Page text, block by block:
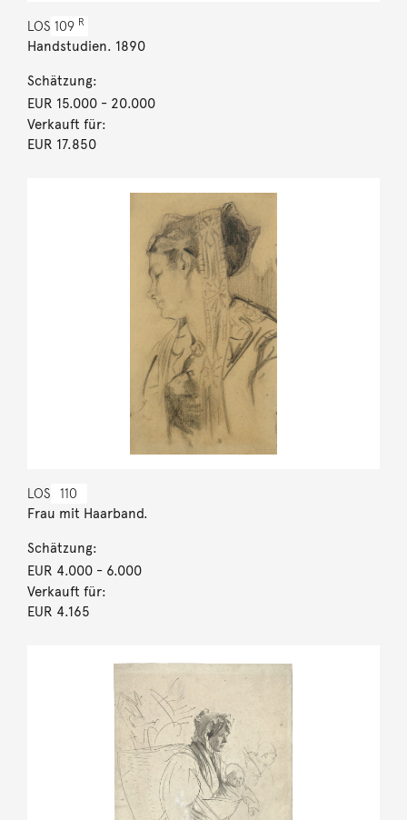
LOS 109 R
Handstudien. 1890
Schätzung:
EUR 15.000- 20.000
Verkauft für:
EUR 17.850
LOS 110
Frau mit Haarband.
Schätzung:
EUR 4.000- 6.000
Verkauft für:
EUR 4.165